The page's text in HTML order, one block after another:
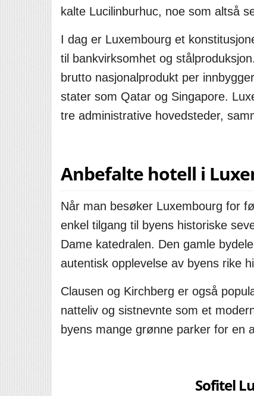
kalte Lucilinburhuc, noe som altså
I dag er Luxembourg et
til bankvirksomhet og
brutto nasjonalprodukt per
stater som Qatar og Singapore.
tre administrative hovedsteder,
Anbefalte hotell i
Når man besøker Luxembourg for
enkel tilgang til byens historiske
Dame katedralen. Den gamle
autentisk opplevelse av byens rike
Clausen og Kirchberg er også
natteliv og sistnevnte som et
byens mange grønne parker for en
Sofitel